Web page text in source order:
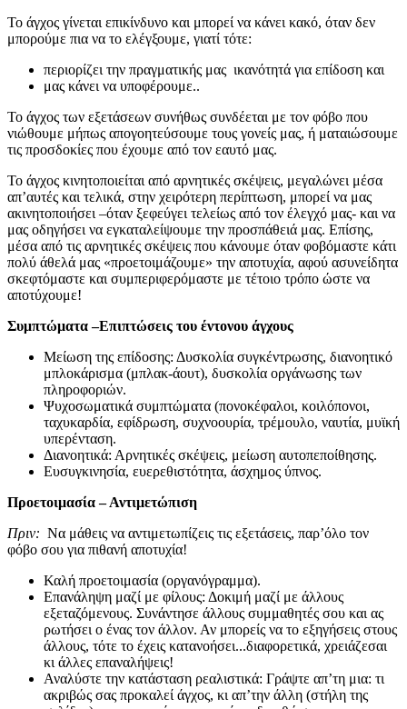
Το άγχος γίνεται επικίνδυνο και μπορεί να κάνει κακό, όταν δεν
μπορούμε πια να το ελέγξουμε, γιατί τότε:
περιορίζει την πραγματικής μας ικανότητά για επίδοση και
μας κάνει να υποφέρουμε..
Το άγχος των εξετάσεων συνήθως συνδέεται με τον φόβο που
νιώθουμε μήπως απογοητεύσουμε τους γονείς μας, ή ματαιώσουμε
τις προσδοκίες που έχουμε από τον εαυτό μας.
Το άγχος κινητοποιείται από αρνητικές σκέψεις, μεγαλώνει μέσα
απ’αυτές και τελικά, στην χειρότερη περίπτωση, μπορεί να μας
ακινητοποιήσει –όταν ξεφεύγει τελείως από τον έλεγχό μας- και να
μας οδηγήσει να εγκαταλείψουμε την προσπάθειά μας. Επίσης,
μέσα από τις αρνητικές σκέψεις που κάνουμε όταν φοβόμαστε κάτι
πολύ άθελά μας «προετοιμάζουμε» την αποτυχία, αφού ασυνείδητα
σκεφτόμαστε και συμπεριφερόμαστε με τέτοιο τρόπο ώστε να
αποτύχουμε!
Συμπτώματα –Επιπτώσεις του έντονου άγχους
Μείωση της επίδοσης: Δυσκολία συγκέντρωσης, διανοητικό
μπλοκάρισμα (μπλακ-άουτ), δυσκολία οργάνωσης των
πληροφοριών.
Ψυχοσωματικά συμπτώματα (πονοκέφαλοι, κοιλόπονοι,
ταχυκαρδία, εφίδρωση, συχνοουρία, τρέμουλο, ναυτία, μυϊκή
υπερένταση.
Διανοητικά: Αρνητικές σκέψεις, μείωση αυτοπεποίθησης.
Ευσυγκινησία, ευερεθιστότητα, άσχημος ύπνος.
Προετοιμασία – Αντιμετώπιση
Πριν: Να μάθεις να αντιμετωπίζεις τις εξετάσεις, παρ’όλο τον
φόβο σου για πιθανή αποτυχία!
Καλή προετοιμασία (οργανόγραμμα).
Επανάληψη μαζί με φίλους: Δοκιμή μαζί με άλλους
εξεταζόμενους. Συνάντησε άλλους συμμαθητές σου και ας
ρωτήσει ο ένας τον άλλον. Αν μπορείς να το εξηγήσεις στους
άλλους, τότε το έχεις κατανοήσει...διαφορετικά, χρειάζεσαι
κι άλλες επαναλήψεις!
Αναλύστε την κατάσταση ρεαλιστικά: Γράψτε απ’τη μια: τι
ακριβώς σας προκαλεί άγχος, κι απ’την άλλη (στήλη της